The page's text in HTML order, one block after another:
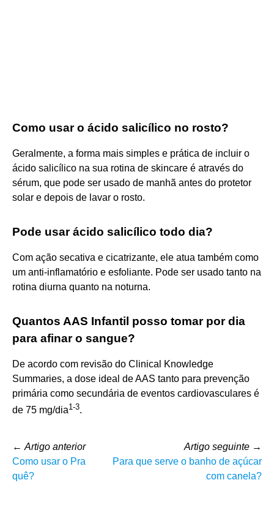
Como usar o ácido salicílico no rosto?
Geralmente, a forma mais simples e prática de incluir o
ácido salicílico na sua rotina de skincare é através do
sérum, que pode ser usado de manhã antes do protetor
solar e depois de lavar o rosto.
Pode usar ácido salicílico todo dia?
Com ação secativa e cicatrizante, ele atua também como
um anti-inflamatório e esfoliante. Pode ser usado tanto na
rotina diurna quanto na noturna.
Quantos AAS Infantil posso tomar por dia
para afinar o sangue?
De acordo com revisão do Clinical Knowledge
Summaries, a dose ideal de AAS tanto para prevenção
primária como secundária de eventos cardiovasculares é
de 75 mg/dia1-3.
← Artigo anterior
Como usar o Pra
quê?
Artigo seguinte →
Para que serve o banho de açúcar
com canela?